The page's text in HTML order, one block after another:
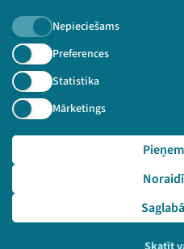
Nepieciešams
Preferences
Statistika
Mārketings
Piesakies
Nepalaid garām aktuālāko
🔗 https://